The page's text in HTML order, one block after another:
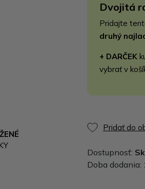
Dvojitá
Pridajte
druhý
+ DARČEK
vybrať v
Pridať do
Dostupnosť:
Doba dodania: